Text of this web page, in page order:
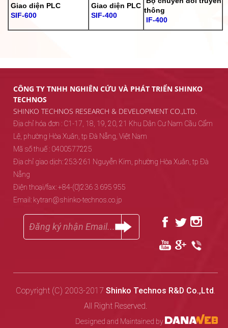
Giao diện PLC
SIF-600
Giao diện PLC
SIF-400
thông
IF-400
CÔNG TY TNHH NGHIÊN CỨU VÀ PHÁT TRIỂN SHINKO
TECHNOS
SHINKO TECHNOS RESEARCH & DEVELOPMENT CO.,LTD.
Địa chỉ hóa đơn : C1-17, 18, 19, 20, 21 Khu Dân Cư Nam Cầu Cẩm
Lệ, phường Hòa Xuân, tp Đà Nẵng, Việt Nam
Mã số thuế : 0400577225
Địa chỉ giao dịch: 253-261 Nguyễn Kim, phường Hòa Xuân, tp Đà
Nẵng
Điện thoại/fax: +84-(0)236 3 695 955
Email: kytran@shinko-technos.co.jp
Copyright (C) 2003-2017 Shinko Technos R&D Co.,Ltd
All Right Reserved.
Designed and Maintained by